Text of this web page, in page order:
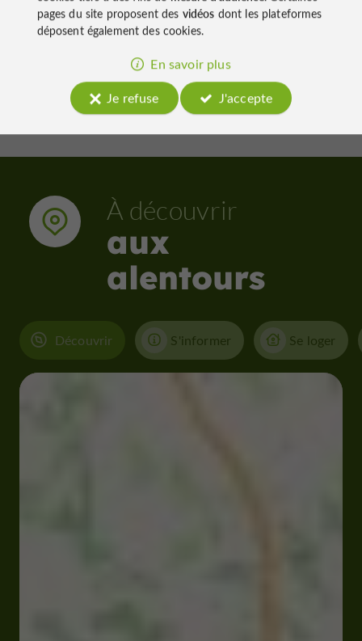
5,5 km - Lectoure
À découvrir
aux
alentours
Découvrir S'informer Se loger
pages du site proposent des vidéos dont les plateformes
déposent également des cookies.
En savoir plus
Je refuse
J'accepte